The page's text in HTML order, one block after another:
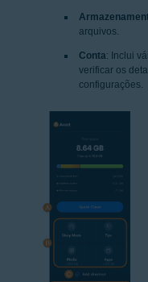
arquivos.
Conta: Inclui
verificar os
configurações.